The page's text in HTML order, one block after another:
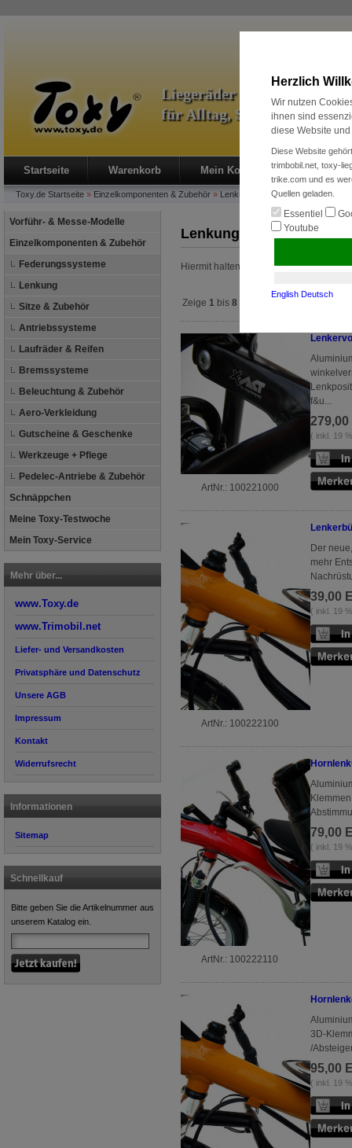
Liegeräder & Zubehör
für Alltag, Sport und
Startseite Warenkorb Mein Konto Neukunde?
Toxy.de Startseite » Einzelkomponenten & Zubehör » Lenkung
Vorführ- & Messe-Modelle
Einzelkomponenten & Zubehör
Federungssysteme
Lenkung
Sitze & Zubehör
Antriebssysteme
Laufräder & Reifen
Bremssysteme
Beleuchtung & Zubehör
Aero-Verkleidung
Gutscheine & Geschenke
Werkzeuge + Pflege
Pedelec-Antriebe & Zubehör
Schnäppchen
Meine Toxy-Testwoche
Mein Toxy-Service
Mehr über...
www.Toxy.de
www.Trimobil.net
Liefer- und Versandkosten
Privatsphäre und Datenschutz
Unsere AGB
Impressum
Kontakt
Widerrufsrecht
Informationen
Sitemap
Schnellkauf
Bitte geben Sie die Artikelnummer aus
unserem Katalog ein.
Lenkung
Hiermit halten sie Ihr Fahrrad unter
Zeige 1 bis 8
ArtNr.: 100221000
f&u...
279,00
( inkl. 19
ArtNr.: 100222100
Der
mehr
39,00
( inkl. 19
ArtNr.: 100222110
79,00
( inkl. 19
3D-
/
95,00
( inkl. 19
Herzlich
Wir nutzen
ihnen sind
diese Website
Diese Website
trimbobil.net, toxy-
trike.com und es
Quellen geladen.
Essentiel
Youtube
English Deutsch